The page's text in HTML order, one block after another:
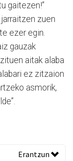
gaitezen!”
zuen
ezer egin.
gauzak
aitak alaba
ez zitzaion
asmorik,
Erantzun